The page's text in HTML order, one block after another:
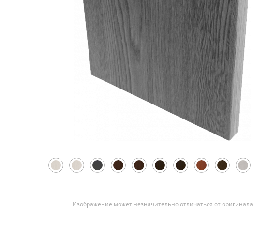
Изображение может незначительно отличаться от оригинала